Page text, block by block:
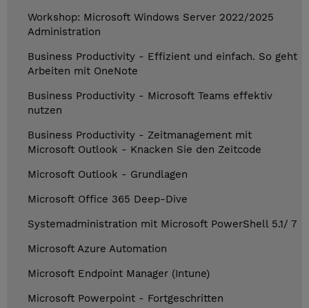
Workshop: Microsoft Windows Server 2022/2025
Administration
Business Productivity - Effizient und einfach. So geht
Arbeiten mit OneNote
Business Productivity - Microsoft Teams effektiv
nutzen
Business Productivity - Zeitmanagement mit
Microsoft Outlook - Knacken Sie den Zeitcode
Microsoft Outlook - Grundlagen
Microsoft Office 365 Deep-Dive
Systemadministration mit Microsoft PowerShell 5.1/ 7
Microsoft Azure Automation
Microsoft Endpoint Manager (Intune)
Microsoft Powerpoint - Fortgeschritten